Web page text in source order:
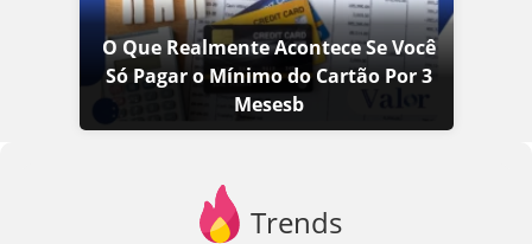
O Que Realmente Acontece Se Você
Só Pagar o Mínimo do Cartão Por 3
Mesesb
Trends